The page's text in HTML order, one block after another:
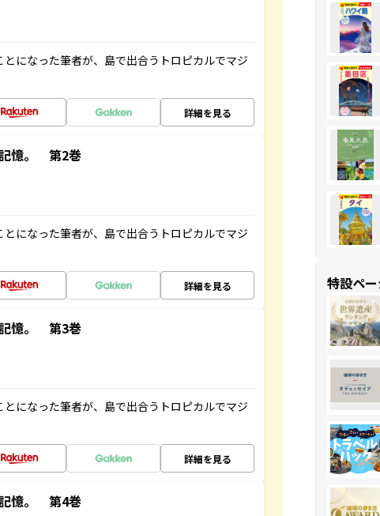
になった筆者が、島で出合うトロピカルでマジ
詳細を見る
憶。 第2巻
になった筆者が、島で出合うトロピカルでマジ
詳細を見る
憶。 第3巻
になった筆者が、島で出合うトロピカルでマジ
詳細を見る
憶。 第4巻
特設ペ